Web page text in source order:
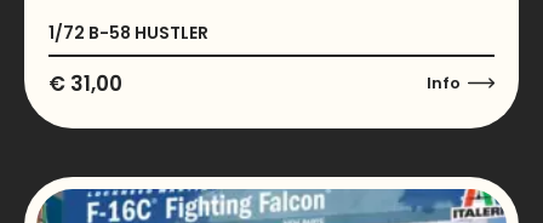
1/72 B-58 HUSTLER
€ 31,00 Info